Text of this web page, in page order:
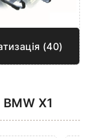
(40)
BMW X1